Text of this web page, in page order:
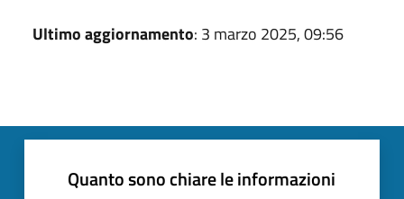
Ultimo aggiornamento: 3 marzo 2025, 09:56
Quanto sono chiare le informazioni